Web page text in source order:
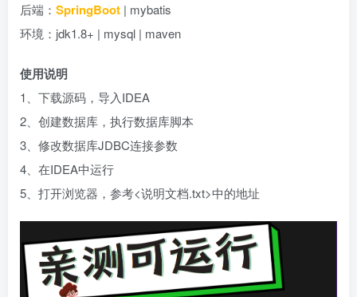
后端： SpringBoot | mybatis
环境：jdk1.8+ | mysql | maven
使用说明
1、下载源码，导入IDEA
2、创建数据库，执行数据库脚本
3、修改数据库JDBC连接参数
4、在IDEA中运行
5、打开浏览器，参考<说明文档.txt>中的地址